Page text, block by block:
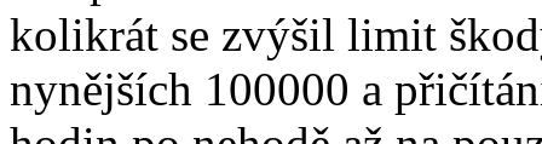
kolikrát se zvýšil limit
nynějších 100000 a